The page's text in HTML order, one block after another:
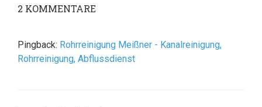
2 KOMMENTARE
Pingback: Rohrreinigung Meißner - Kanalreinigung,
Rohrreinigung, Abflussdienst